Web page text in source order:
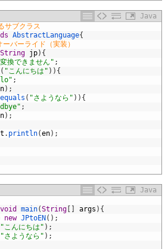
Java
サブクラス
AbstractLanguage{
バーライド（実装）
String jp) {
換できません" ;
( "こんにちは" ) ) {
;
) ;
equals ( "さようなら" ) ) {
;
) ;
. println(en) ;
Java
void main(String [ ] args ) {
new JPtoEN( ) ;
"こんにちは" ) ;
"さようなら" ) ;